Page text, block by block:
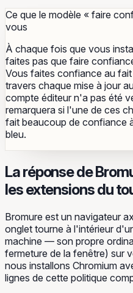
Ce que le modèle « faire
vous
À chaque fois que vous
faites pas que faire
Vous faites confiance au
travers chaque mise à jour
compte éditeur n'a pas été
remarquera si l'une de ces
fait beaucoup de confiance
bleu.
La réponse de
les extensions du
Bromure est un navigateur
onglet tourne à l'intérieur
machine — son propre
fermeture de la fenêtre) sur
nous installons Chromium
lignes de cette politique